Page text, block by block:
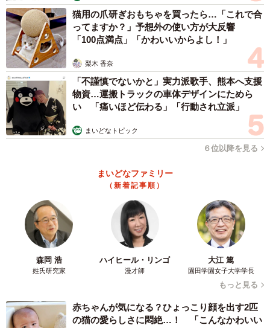
4/6
「ママ〜！」とママに訴えるせいたろう君ですが…（提供：サンサンフ
すると、条件反射のように一瞬で真剣な表情になり、再
び走り出すせいたろう君。5秒ほど走って、またもやママに
抱っこを求めますが、ここでもママは、「よう〜い、ド
ン！」。その言葉に、どうしても走り出さずにはいられな
いせいたろう君なのでした。
ママの合図で頑張って走り続けるせいたろう君の姿に、
12000件を超える多くのコメントが寄せられました。
猫用の爪研ぎおもちゃを買ったら…「これで合
ってますか？」予想外の使い方が大反響
「100点満点」「かわいいからよし！」
梨木 香奈
「不謹慎でないかと」実力派歌手、熊本へ支援
物資…運搬トラックの車体デザインにためら
い 「痛いほど伝わる」「行動され立派」
まいどなトピック
６位以降を見る
まいどなファミリー
（新着記事順）
森岡 浩
姓氏研究家
ハイヒール・リンゴ
漫才師
大江 篤
園田学園女子大学学長
もっと見る
赤ちゃんが気になる？ひょっこり顔を出す2匹
の猫の愛らしさに悶絶…！ 「こんなかわいい